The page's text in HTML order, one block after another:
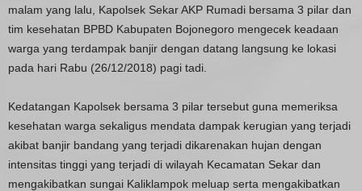
malam yang lalu, Kapolsek Sekar AKP Rumadi bersama 3 pilar dan
tim kesehatan BPBD Kabupaten Bojonegoro mengecek keadaan
warga yang terdampak banjir dengan datang langsung ke lokasi
pada hari Rabu (26/12/2018) pagi tadi.
Kedatangan Kapolsek bersama 3 pilar tersebut guna memeriksa
kesehatan warga sekaligus mendata dampak kerugian yang terjadi
akibat banjir bandang yang terjadi dikarenakan hujan dengan
intensitas tinggi yang terjadi di wilayah Kecamatan Sekar dan
mengakibatkan sungai Kaliklampok meluap serta mengakibatkan